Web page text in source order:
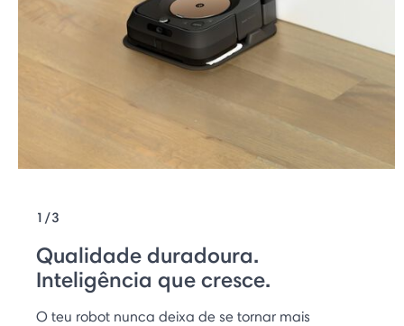
1/3
Qualidade duradoura.
Inteligência que cresce.
O teu robot nunca deixa de se tornar mais